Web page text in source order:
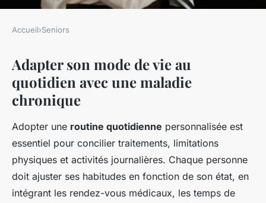
Vivre Épanoui avec une
Maladie Chronique : Astuces
et Stratégies Essentielles pour
un Mieux-Être Durable
Accueil›Seniors
Adapter son mode de vie au
quotidien avec une maladie
chronique
Adopter une routine quotidienne personnalisée est
essentiel pour concilier traitements, limitations
physiques et activités journalières. Chaque personne
doit ajuster ses habitudes en fonction de son état, en
intégrant les rendez-vous médicaux, les temps de